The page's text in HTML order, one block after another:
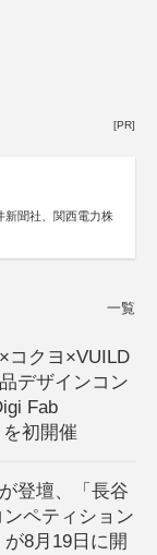
[PR]
新聞社、関西電力株
一覧
コクヨ×VUILD
デザインコン
Fab
初開催
登壇、「長谷
ペティション
8月19日に開